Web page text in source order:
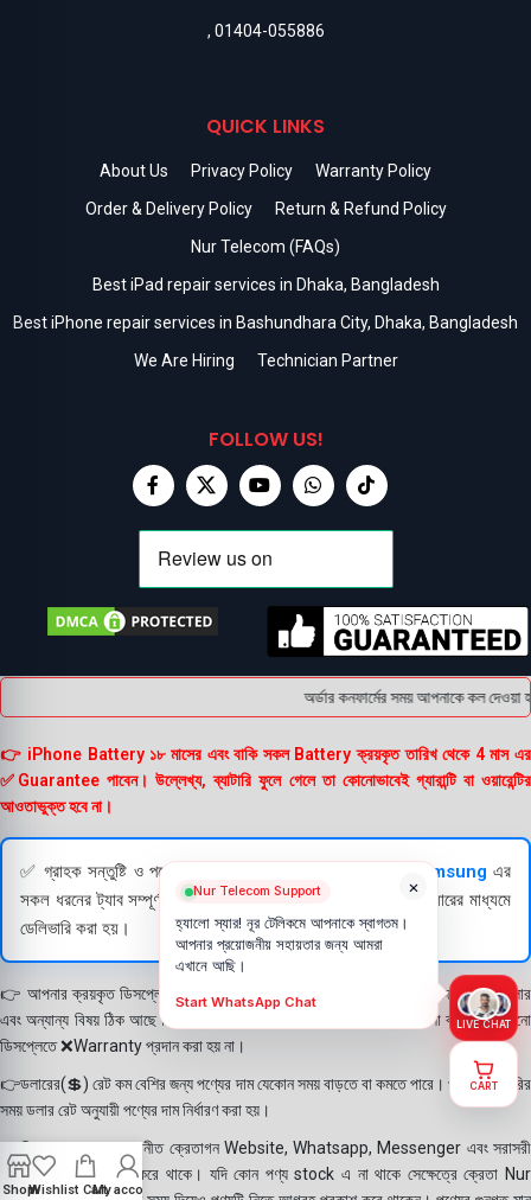
, 01404-055886
QUICK LINKS
About Us Privacy Policy
Warranty Policy
Order & Delivery Policy
Return & Refund Policy
Nur Telecom (FAQs)
Best iPad repair services in Dhaka, Bangladesh
Best iPhone repair services in Bashundhara City, Dhaka, Bangladesh
We Are Hiring
Technician Partner
FOLLOW US!
অর্ডার কনফার্মের সময় আপনাকে কল
👉 iPhone Battery ১৮ মাসের এবং বাকি সকল Battery ক্রয়কৃত তারিখ থেকে 4 মাস এর
✅Guarantee পাবেন। উল্লেখ্য, ব্যাটারি ফুলে গেলে তা কোনোভাবেই গ্যারান্টি বা ওয়ারেন্টির
আওতাভুক্ত হবে না।
✅ গ্রাহক সন্তুষ্টি ও পণ্যের স্বচ্ছতা নিশ্চিত করতে Samsung এর
সকল ধরনের ট্যাব সম্পূর্ণরূপে যাচাই (Check) করার পরই বিক্রি ও কুরিয়ারের মাধ্যমে
ডেলিভারি করা হয়।
👉 আপনার ক্রয়কৃত ডিসপ্লে স্থায়ী ভাবে লাগানোর আগে মোবাইলে লাগিয়ে চেক করে নিবেন কালার
এবং অন্যান্য বিষয় ঠিক আছে কিনা। শতভাগ নিশ্চিত হয়ে পলি তুলবেন। পলি তোলা বা আঠা লাগানো
ডিসপ্লেতে ❌Warranty প্রদান করা হয় না।
👉ডলারের(💲) রেট কম বেশির জন্য পণ্যের দাম যেকোন সময় বাড়তে বা কমতে পারে। পণ্য ডেলিভারির
সময় ডলার রেট অনুযায়ী পণ্যের দাম নির্ধারণ করা হয়।
👉বিঃ দ্রঃ- আমাদের সম্মানীত ক্রেতাগন Website, Whatsapp, Messenger এবং সরাসরী
ফোন করে পণ্য Order করে থাকে। যদি কোন পণ্য stock এ না থাকে সেক্ষেত্রে ক্রেতা Nur
ShopWishlist CartMy account
×
Nur Telecom Support
হ্যালো স্যার! নূর টেলিকমে আপনাকে স্বাগতম।
আপনার প্রয়োজনীয় সহায়তার জন্য আমরা
এখানে আছি।
Start WhatsApp Chat
LIVE CHAT
CART